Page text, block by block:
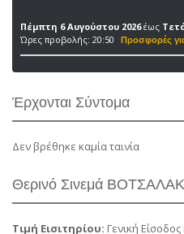
Πέμπτη 6 Αυγούστου 2026έως
Ώρες προβολής: 20:50
Έρχονται Σύντομα
Δεν βρέθηκε καμία ταινία
Θερινό Σινεμά
Τιμή Εισιτηρίου: Γενική